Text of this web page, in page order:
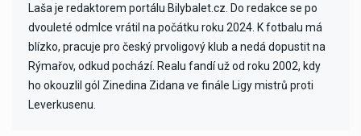
Laša je redaktorem portálu Bilybalet.cz. Do redakce se po
dvouleté odmlce vrátil na počátku roku 2024. K fotbalu má
blízko, pracuje pro český prvoligový klub a nedá dopustit na
Rýmařov, odkud pochází. Realu fandí už od roku 2002, kdy
ho okouzlil gól Zinedina Zidana ve finále Ligy mistrů proti
Leverkusenu.